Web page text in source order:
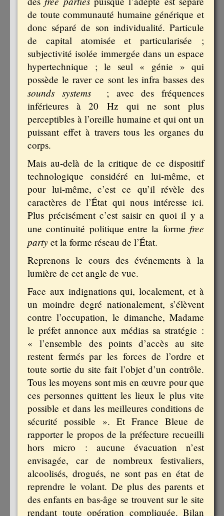
de toute communauté humaine générique et
donc séparé de son individualité. Particule
de capital atomisée et particularisée ;
subjectivité isolée immergée dans un espace
hypertechnique ; le seul « génie » qui
possède le raver ce sont les infra basses des
sounds systems
; avec des fréquences
inférieures à 20 Hz qui ne sont plus
perceptibles à l’oreille humaine et qui ont un
puissant effet à travers tous les organes du
corps.
Mais au-delà de la critique de ce dispositif
technologique considéré en lui-même, et
pour lui-même, c’est ce qu’il révèle des
caractères de l’État qui nous intéresse ici.
Plus précisément c’est saisir en quoi il y a
une continuité politique entre la forme free
party et la forme réseau de l’État.
Reprenons le cours des événements à la
lumière de cet angle de vue.
Face aux indignations qui, localement, et à
un moindre degré nationalement, s’élèvent
contre l’occupation, le dimanche, Madame
le préfet annonce aux médias sa stratégie :
« l’ensemble des points d’accès au site
restent fermés par les forces de l’ordre et
toute sortie du site fait l’objet d’un contrôle.
Tous les moyens sont mis en œuvre pour que
ces personnes quittent les lieux le plus vite
possible et dans les meilleures conditions de
sécurité possible ». Et France Bleue de
rapporter le propos de la préfecture recueilli
hors micro : aucune évacuation n’est
envisagée, car de nombreux festivaliers,
alcoolisés, drogués, ne sont pas en état de
reprendre le volant. De plus des parents et
des enfants en bas-âge se trouvent sur le site
rendant toute opération compliquée. Bilan